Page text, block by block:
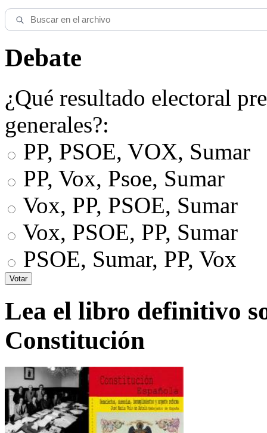
Debate
¿Qué resultado electoral
generales?:
PP, PSOE, VOX, Sumar
PP, Vox, Psoe, Sumar
Vox, PP, PSOE, Sumar
Vox, PSOE, PP, Sumar
PSOE, Sumar, PP, Vox
Lea el libro definitivo
Constitución